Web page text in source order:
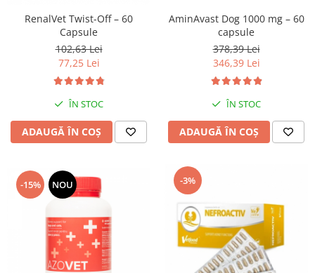
RenalVet Twist-Off – 60
Capsule
102,63 Lei
77,25 Lei
ÎN STOC
ADAUGĂ ÎN COȘ
AminAvast Dog 1000 mg – 60
capsule
378,39 Lei
346,39 Lei
ÎN STOC
ADAUGĂ ÎN COȘ
-15% NOU -3%